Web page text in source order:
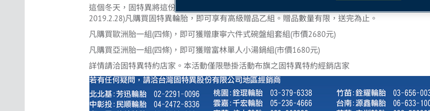
這個冬天，固特異將這份榮耀與您一同分享，邀您一同為固特異120年來在人類移動方式所實現的
2019.2.28)凡購買固特異輪胎，即可享有高級贈品乙組。贈品數量有限，送完為止。
凡購買歐洲胎一組(四條)，即可獲贈康寧六件式碗盤組套組(市價2680元)
凡購買亞洲胎一組(四條)，即可獲贈富林單人小湯鍋組(市價1680元)
詳情請洽固特異特約店家。本活動僅限懸掛活動布旗之固特異特約經銷店家